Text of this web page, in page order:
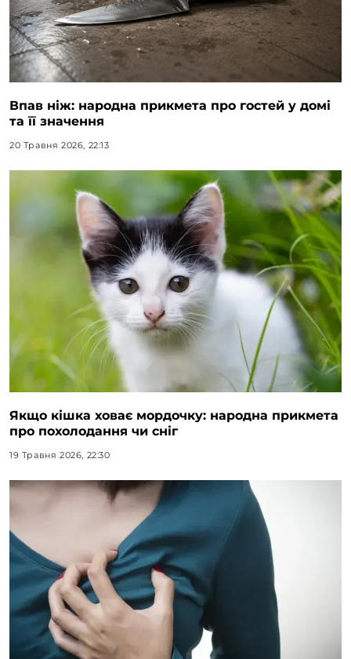
Впав ніж: народна прикмета про гостей у домі
та її значення
20 Травня 2026, 22:13
Якщо кішка ховає мордочку: народна прикмета
про похолодання чи сніг
19 Травня 2026, 22:30